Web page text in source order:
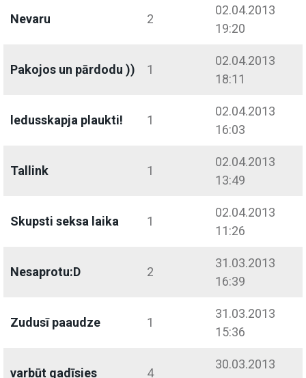
Nevaru 2
02.04.2013
19:20
Pakojos un pārdodu )) 1
02.04.2013
18:11
ledusskapja plaukti! 1
02.04.2013
16:03
Tallink 1
02.04.2013
13:49
Skupsti seksa laika 1
02.04.2013
11:26
Nesaprotu:D 2
31.03.2013
16:39
Zudusī paaudze 1
31.03.2013
15:36
varbūt gadīsies 4
30.03.2013